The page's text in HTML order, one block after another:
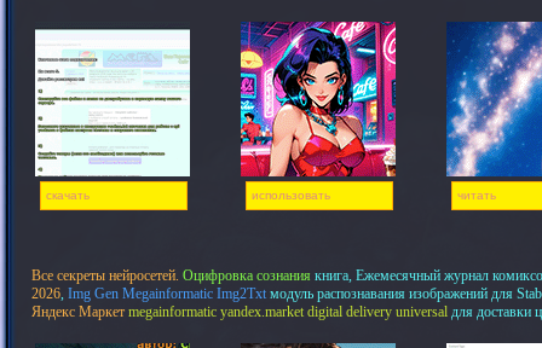
скачать использовать читать
Все секреты нейросетей. Оцифровка сознания книга, Ежемесячный журнал
2026, Img Gen Megainformatic Img2Txt модуль распознавания изображений для
Яндекс Маркет megainformatic yandex.market digital delivery universal для доставки